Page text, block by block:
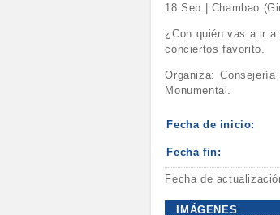
18 Sep | Chambao
¿Con quién vas a ir
conciertos favorito.
Organiza:
Monumental.
Fecha de inicio:
Fecha fin:
Fecha de
IMÁGENES